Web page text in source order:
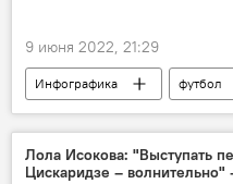
9 июня 2022, 21:29
Инфографика футбол
Лола Исокова: "Выступать
Цискаридзе – волнительно"